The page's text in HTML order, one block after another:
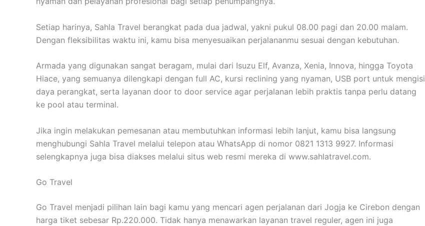
Setiap harinya, Sahla Travel berangkat pada dua jadwal, yakni pukul 08.00 pagi dan 20.00 malam.
Dengan fleksibilitas waktu ini, kamu bisa menyesuaikan perjalananmu sesuai dengan kebutuhan.
Armada yang digunakan sangat beragam, mulai dari Isuzu Elf, Avanza, Xenia, Innova, hingga Toyota
Hiace, yang semuanya dilengkapi dengan full AC, kursi reclining yang nyaman, USB port untuk mengisi
daya perangkat, serta layanan door to door service agar perjalanan lebih praktis tanpa perlu datang
ke pool atau terminal.
Jika ingin melakukan pemesanan atau membutuhkan informasi lebih lanjut, kamu bisa langsung
menghubungi Sahla Travel melalui telepon atau WhatsApp di nomor 0821 1313 9927. Informasi
selengkapnya juga bisa diakses melalui situs web resmi mereka di www.sahlatravel.com.
Go Travel
Go Travel menjadi pilihan lain bagi kamu yang mencari agen perjalanan dari Jogja ke Cirebon dengan
harga tiket sebesar Rp.220.000. Tidak hanya menawarkan layanan travel reguler, agen ini juga